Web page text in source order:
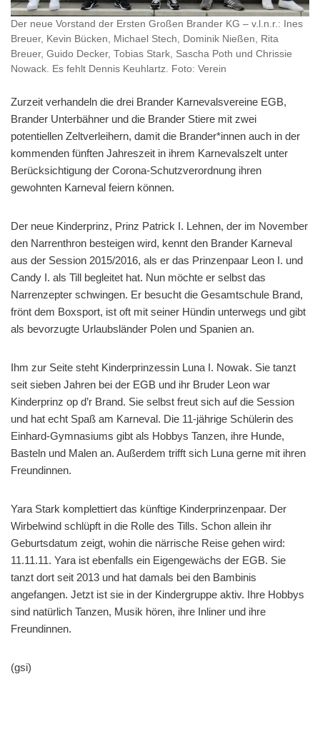
Der neue Vorstand der Ersten Großen Brander KG – v.l.n.r.: Ines
Breuer, Kevin Bücken, Michael Stech, Dominik Nießen, Rita
Breuer, Guido Decker, Tobias Stark, Sascha Poth und Chrissie
Nowack. Es fehlt Dennis Keuhlartz. Foto: Verein
Zurzeit verhandeln die drei Brander Karnevalsvereine EGB,
Brander Unterbähner und die Brander Stiere mit zwei
potentiellen Zeltverleihern, damit die Brander*innen auch in der
kommenden fünften Jahreszeit in ihrem Karnevalszelt unter
Berücksichtigung der Corona-Schutzverordnung ihren
gewohnten Karneval feiern können.
Der neue Kinderprinz, Prinz Patrick I. Lehnen, der im November
den Narrenthron besteigen wird, kennt den Brander Karneval
aus der Session 2015/2016, als er das Prinzenpaar Leon I. und
Candy I. als Till begleitet hat. Nun möchte er selbst das
Narrenzepter schwingen. Er besucht die Gesamtschule Brand,
frönt dem Boxsport, ist oft mit seiner Hündin unterwegs und gibt
als bevorzugte Urlaubsländer Polen und Spanien an.
Ihm zur Seite steht Kinderprinzessin Luna I. Nowak. Sie tanzt
seit sieben Jahren bei der EGB und ihr Bruder Leon war
Kinderprinz op d’r Brand. Sie selbst freut sich auf die Session
und hat echt Spaß am Karneval. Die 11-jährige Schülerin des
Einhard-Gymnasiums gibt als Hobbys Tanzen, ihre Hunde,
Basteln und Malen an. Außerdem trifft sich Luna gerne mit ihren
Freundinnen.
Yara Stark komplettiert das künftige Kinderprinzenpaar. Der
Wirbelwind schlüpft in die Rolle des Tills. Schon allein ihr
Geburtsdatum zeigt, wohin die närrische Reise gehen wird:
11.11.11. Yara ist ebenfalls ein Eigengewächs der EGB. Sie
tanzt dort seit 2013 und hat damals bei den Bambinis
angefangen. Jetzt ist sie in der Kindergruppe aktiv. Ihre Hobbys
sind natürlich Tanzen, Musik hören, ihre Inliner und ihre
Freundinnen.
(gsi)